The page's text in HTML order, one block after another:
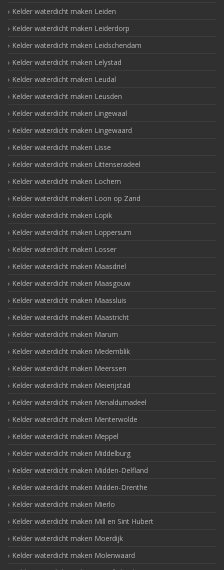
Kelder waterdicht maken Leiden
Kelder waterdicht maken Leiderdorp
Kelder waterdicht maken Leidschendam
Kelder waterdicht maken Lelystad
Kelder waterdicht maken Leudal
Kelder waterdicht maken Leusden
Kelder waterdicht maken Lingewaal
Kelder waterdicht maken Lingewaard
Kelder waterdicht maken Lisse
Kelder waterdicht maken Littenseradeel
Kelder waterdicht maken Lochem
Kelder waterdicht maken Loon op Zand
Kelder waterdicht maken Lopik
Kelder waterdicht maken Loppersum
Kelder waterdicht maken Losser
Kelder waterdicht maken Maasdriel
Kelder waterdicht maken Maasgouw
Kelder waterdicht maken Maassluis
Kelder waterdicht maken Maastricht
Kelder waterdicht maken Marum
Kelder waterdicht maken Medemblik
Kelder waterdicht maken Meerssen
Kelder waterdicht maken Meierijstad
Kelder waterdicht maken Menaldumadeel
Kelder waterdicht maken Menterwolde
Kelder waterdicht maken Meppel
Kelder waterdicht maken Middelburg
Kelder waterdicht maken Midden-Delfland
Kelder waterdicht maken Midden-Drenthe
Kelder waterdicht maken Mierlo
Kelder waterdicht maken Mill en Sint Hubert
Kelder waterdicht maken Moerdijk
Kelder waterdicht maken Molenwaard